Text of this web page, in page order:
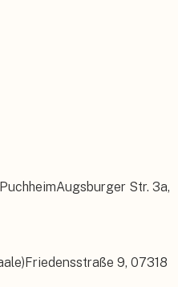
PuchheimAugsburger Str. 3a,
Friedensstraße 9, 07318